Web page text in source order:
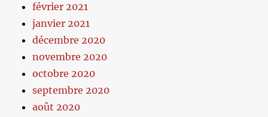
février 2021
janvier 2021
décembre 2020
novembre 2020
octobre 2020
septembre 2020
août 2020